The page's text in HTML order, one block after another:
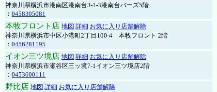
神奈川県横浜市港南区港南台3-1-3港南台バーズ5階
： 0458305081
本牧フロント店 地図 詳細 お気に入り店舗解除
神奈川県横浜市中区小港町2丁目100-4 本牧フロント 2階
： 0456281195
イオン三ツ境店 地図 詳細 お気に入り店舗解除
神奈川県横浜市瀬谷区三ッ境7-1イオン三ツ境店2階
： 0453600111
野比店 地図 詳細 お気に入り店舗解除